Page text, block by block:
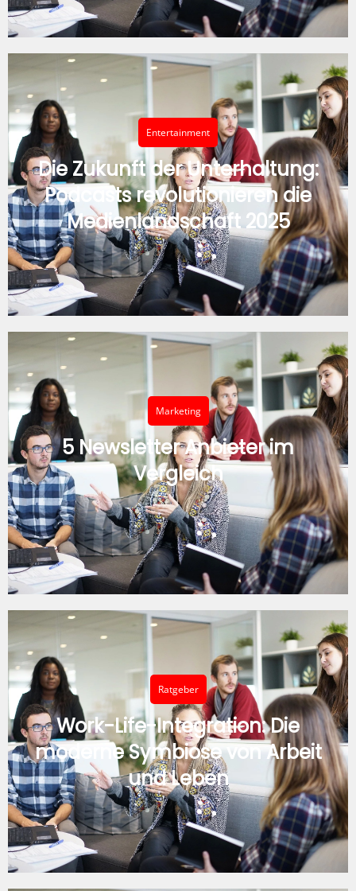
Entertainment
Die Zukunft der Unterhaltung:
Podcasts revolutionieren die
Medienlandschaft 2025
Marketing
5 Newsletter Anbieter im
Vergleich
Ratgeber
Work-Life-Integration: Die
moderne Symbiose von Arbeit
und Leben